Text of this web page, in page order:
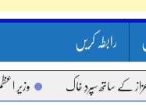
رابطہ کریں
سپردِ خاک وزیر اعظم